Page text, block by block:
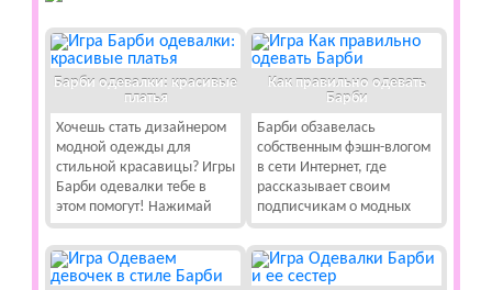
Барби одевалки: красивые
платья
Хочешь стать дизайнером
модной одежды для
стильной красавицы? Игры
Барби одевалки тебе в
этом помогут! Нажимай
Как правильно одевать
Барби
Барби обзавелась
собственным фэшн-влогом
в сети Интернет, где
рассказывает своим
подписчикам о модных